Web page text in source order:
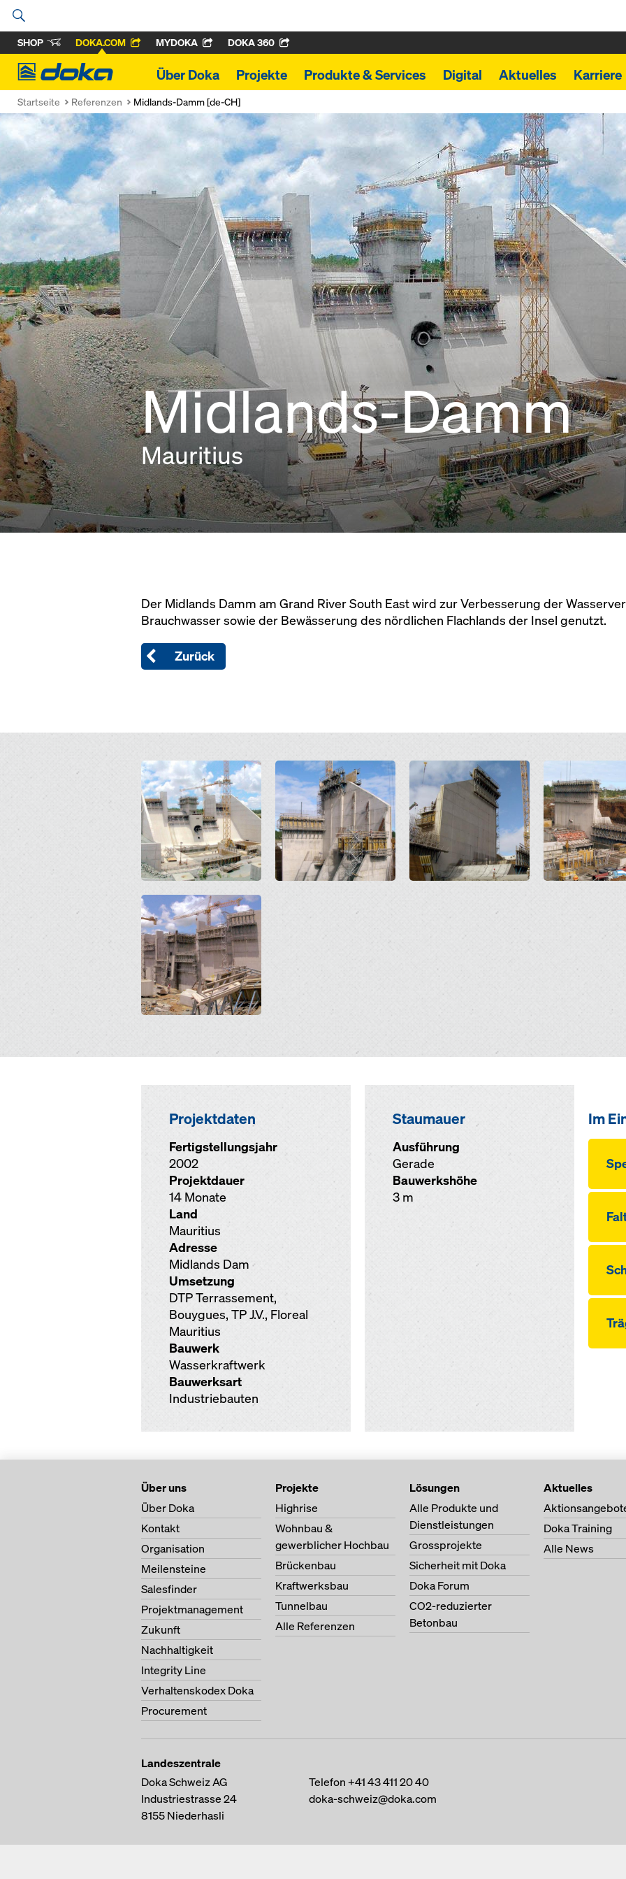
SHOP DOKA.COM MYDOKA DOKA 360
Doka
Über Doka Projekte Produkte & Services Digital Aktuelles Karriere
Startseite Referenzen Midlands-Damm [de-CH]
Midlands-Damm
Mauritius
Der Midlands Damm am Grand River South East wird zur Verbesserung der
Brauchwasser sowie der Bewässerung des nördlichen Flachlands der Insel genutzt.
Zurück
Open Open Open Open
Open
Projektdaten
Fertigstellungsjahr
2002
Projektdauer
14 Monate
Land
Mauritius
Adresse
Midlands Dam
Umsetzung
DTP Terrassement,
Bouygues, TP J.V., Floreal
Mauritius
Bauwerk
Wasserkraftwerk
Bauwerksart
Industriebauten
Staumauer
Ausführung
Gerade
Bauwerkshöhe
3 m
Im
Über uns
Über Doka
Kontakt
Organisation
Meilensteine
Salesfinder
Projektmanagement
Zukunft
Nachhaltigkeit
Integrity Line
Verhaltenskodex Doka
Procurement
Projekte
Highrise
Wohnbau &
gewerblicher Hochbau
Brückenbau
Kraftwerksbau
Tunnelbau
Alle Referenzen
Lösungen
Alle Produkte und
Dienstleistungen
Grossprojekte
Sicherheit mit Doka
Doka Forum
CO2-reduzierter
Betonbau
Aktuelles
Doka Training
Alle News
Landeszentrale
Doka Schweiz AG
Industriestrasse 24
8155Niederhasli
Telefon+41 43 411 20 40
doka-schweiz@doka.com